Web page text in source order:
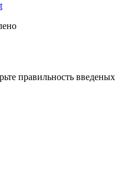
правильность введеных